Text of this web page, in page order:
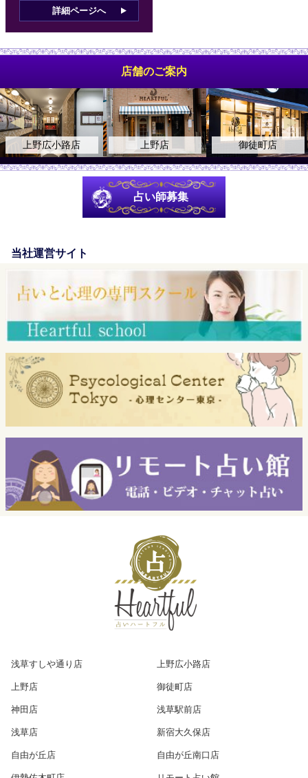
詳細ページへ
店舗のご案内
上野広小路店 上野店 御徒町店
占い師募集
当社運営サイト
浅草すしや通り店
上野広小路店
上野店
御徒町店
神田店
浅草駅前店
浅草店
新宿大久保店
自由が丘店
自由が丘南口店